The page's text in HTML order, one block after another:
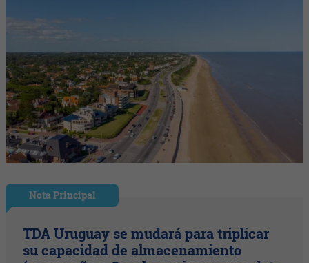
Nota Principal
TDA Uruguay se mudará para triplicar
su capacidad de almacenamiento